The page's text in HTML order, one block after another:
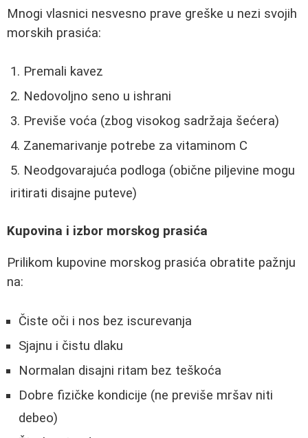
Mnogi vlasnici nesvesno prave greške u nezi svojih
morskih prasića:
Premali kavez
Nedovoljno seno u ishrani
Previše voća (zbog visokog sadržaja šećera)
Zanemarivanje potrebe za vitaminom C
Neodgovarajuća podloga (obične piljevine mogu
iritirati disajne puteve)
Kupovina i izbor morskog prasića
Prilikom kupovine morskog prasića obratite pažnju
na:
Čiste oči i nos bez iscurevanja
Sjajnu i čistu dlaku
Normalan disajni ritam bez teškoća
Dobre fizičke kondicije (ne previše mršav niti
debeo)